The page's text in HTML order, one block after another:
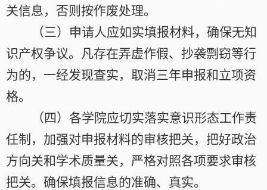
关信息，否则按作废处理。
（三）申请人应如实填报材料，确保无知
识产权争议。凡存在弄虚作假、抄袭剽窃等行
为的，一经发现查实，取消三年申报和立项资
格。
（四）各学院应切实落实意识形态工作责
任制，加强对申报材料的审核把关，把好政治
方向关和学术质量关，严格对照各项要求审核
把关。确保填报信息的准确、真实。